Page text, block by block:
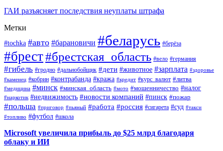
ГАИ разъясняет последствия неуплаты штрафа
Метки
#tochka #авто #барановичи #беларусь #берёза
#брест#брестская_область #вело #германия
#гибель #гродно #дальнобойщик #дети #животное #зарплата #здоровье
#каменец #кобрин #контрабанда #кража #кредит #курс_валют #литва
#медицина #минск #минская_область #мото #мошенничество #налог
#наркотик #недвижимость #новости компаний #пинск #пожар
#польша #приговор #пьяный #работа #россия #сигарета #суд #такси
#топливо #футбол #школа
Microsoft увеличила прибыль до $25 млрд благодаря
облаку и ИИ